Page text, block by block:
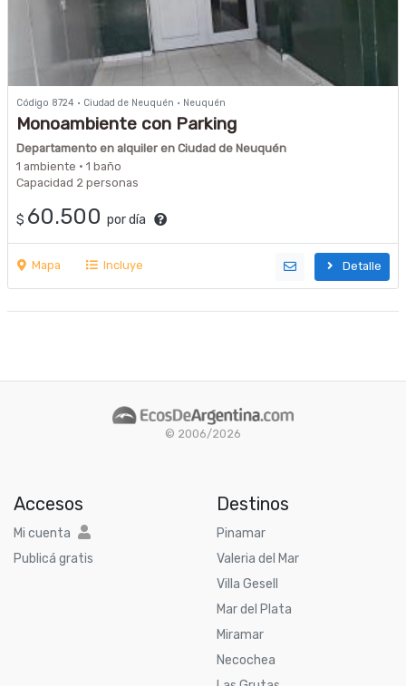
Código 8724 · Ciudad de Neuquén · Neuquén
Monoambiente con Parking
Departamento en alquiler en Ciudad de Neuquén
1 ambiente · 1 baño
Capacidad 2 personas
$ 60.500 por día
Mapa Incluye Detalle
© 2006/2026
Accesos
Mi cuenta
Publicá gratis
Destinos
Pinamar
Valeria del Mar
Villa Gesell
Mar del Plata
Miramar
Necochea